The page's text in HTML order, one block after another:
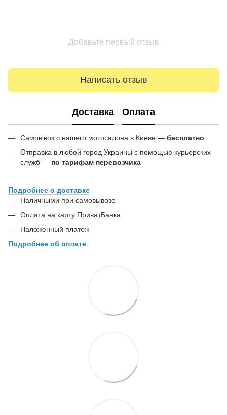
Добавьте первый отзыв
Написать отзыв
Доставка Оплата
Самовівоз с нашего мотосалона в Киеве — бесплатно
Отправка в любой город Украины с помощью курьерских
служб — по тарифам перевозчика
Подробнее о доставке
Наличными при самовывозе
Оплата на карту ПриватБанка
Наложенный платеж
Подробнее об оплате